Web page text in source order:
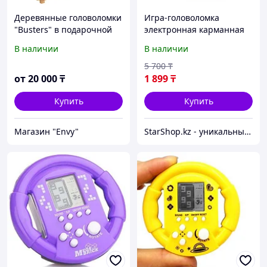
Деревянные головоломки
"Busters" в подарочной
модели. 9 штук в наборе.
В наличии
от20 000₸
Купить
Магазин "Envy"
Игра-головоломка
электронная карманная
форме гоночного руля
(Оранжевый)
В наличии
1 899₸
5 700 ₸
Купить
StarShop.kz - уникальные вещи с доставкой на дом